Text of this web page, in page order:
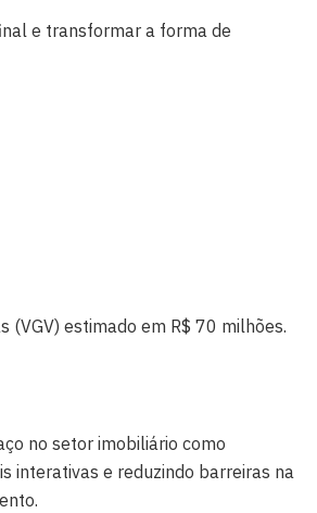
e transformar a forma de
(VGV) estimado em R$ 70 milhões.
no setor imobiliário como
interativas e reduzindo barreiras na